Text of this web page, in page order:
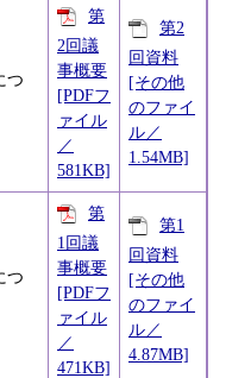
つ
第
2回議
事概要
[PDFフ
ァイル
／
581KB]
第2
回資料
[その他
のファイ
ル／
1.54MB]
つ
第
1回議
事概要
[PDFフ
ァイル
／
471KB]
第1
回資料
[その他
のファイ
ル／
4.87MB]